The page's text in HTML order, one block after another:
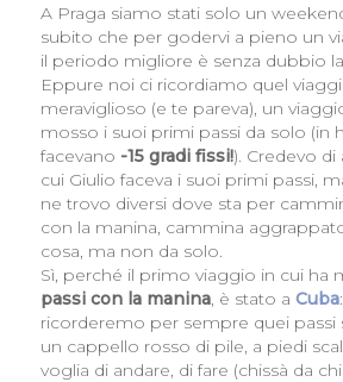
A Praga siamo stati solo un
subito che per godervi a pieno un
il periodo migliore è senza dubbio la
Eppure noi ci ricordiamo quel
meraviglioso (e te pareva), un
mosso i suoi primi passi da solo (in
facevano -15 gradi fissi!). Credevo di
cui Giulio faceva i suoi primi passi,
ne trovo diversi dove sta per
con la manina, cammina
cosa, ma non da solo.
Sì, perché il primo viaggio in cui ha
passi con la manina, è stato a Cuba
ricorderemo per sempre quei passi
un cappello rosso di pile, a piedi
voglia di andare, di fare (chissà da chi